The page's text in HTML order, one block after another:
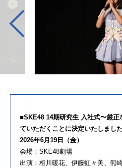
■SKE48 14期研究生 入社式〜厳
ていただくことに決定いたしまし
2026年6月19日（金）
会場：SKE48劇場
出演：相川暖花、伊藤虹々美、熊